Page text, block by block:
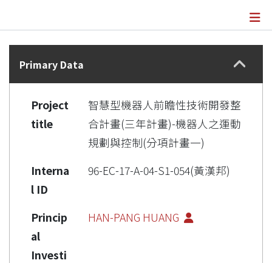
Details
Primary Data
Project
title
智慧型機器人前瞻性技術開發整
合計畫(三年計畫)-機器人之運動
規劃與控制(分項計畫一)
Interna
l ID
96-EC-17-A-04-S1-054(黃漢邦)
Princip
al
Investi
HAN-PANG HUANG